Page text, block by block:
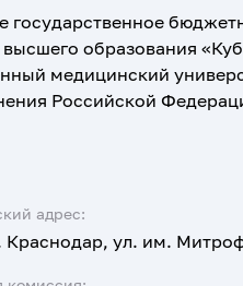
государственное
образования
медицинский
Российской
адрес:
Краснодар, ул. им.